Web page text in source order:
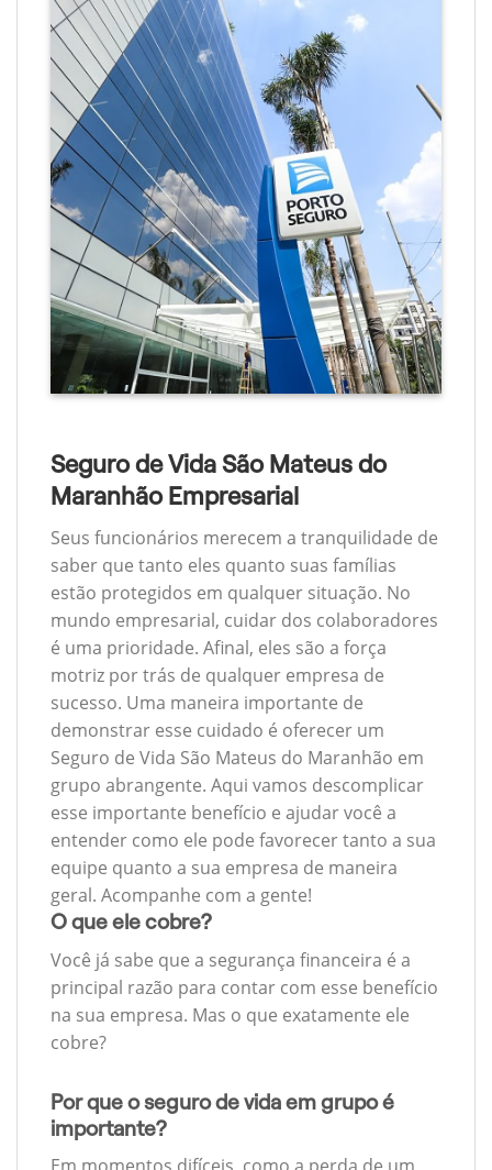
Seguro de Vida São Mateus do
Maranhão Empresarial
Seus funcionários merecem a tranquilidade de
saber que tanto eles quanto suas famílias
estão protegidos em qualquer situação. No
mundo empresarial, cuidar dos colaboradores
é uma prioridade. Afinal, eles são a força
motriz por trás de qualquer empresa de
sucesso. Uma maneira importante de
demonstrar esse cuidado é oferecer um
Seguro de Vida São Mateus do Maranhão em
grupo abrangente. Aqui vamos descomplicar
esse importante benefício e ajudar você a
entender como ele pode favorecer tanto a sua
equipe quanto a sua empresa de maneira
geral. Acompanhe com a gente!
O que ele cobre?
Você já sabe que a segurança financeira é a
principal razão para contar com esse benefício
na sua empresa. Mas o que exatamente ele
cobre?
Por que o seguro de vida em grupo é
importante?